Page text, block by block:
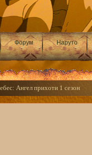
Форум Наруто
Ангел прихоти 1 сезон